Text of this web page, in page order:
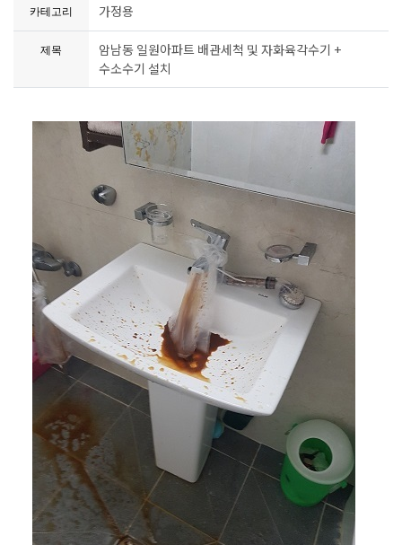
카테고리 가정용
제목
암남동 일원아파트 배관세척 및 자화육각수기 +
수소수기 설치